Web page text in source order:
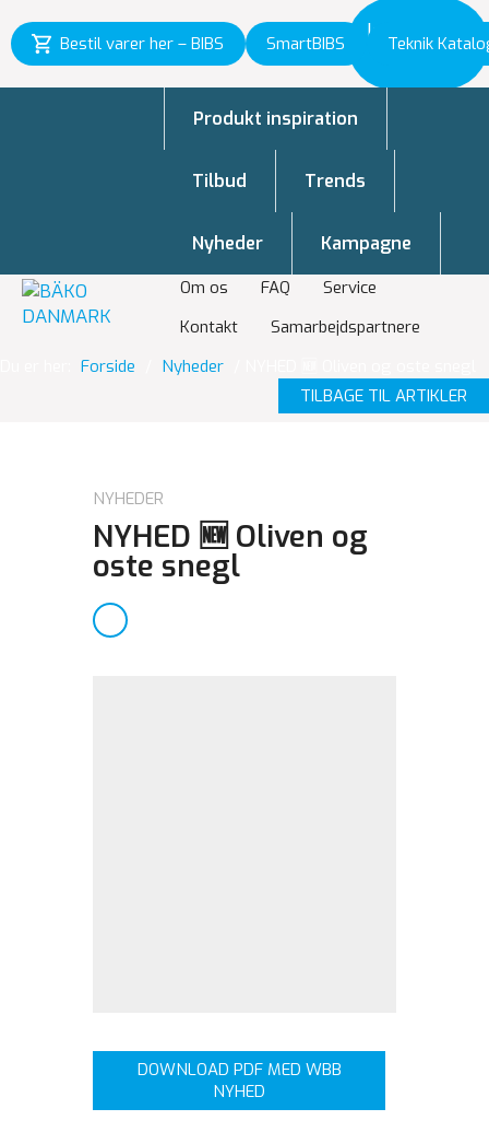
Bestil varer her – BIBS SmartBIBS Teknik
Inspiration
til vækst
Om os FAQ
Service
Kontakt
Samarbejdspartnere
Produkt inspiration
Tilbud Trends
Nyheder Kampagne
Forside Nyheder
TILBAGE TIL ARTIKLER
NYHEDER
NYHED 🆕 Oliven og
oste snegl
DOWNLOAD PDF MED WBB
NYHED